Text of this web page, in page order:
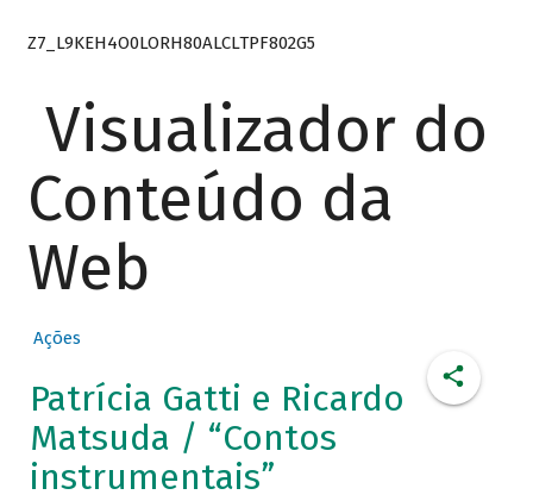
Z7_L9KEH4O0LORH80ALCLTPF802G5
Visualizador do
Conteúdo da
Web
Ações
Patrícia Gatti e Ricardo
Matsuda / “Contos
instrumentais”